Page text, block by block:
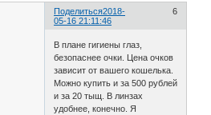
Поделиться 6
2018-
05-16 21:11:46
В плане гигиены глаз,
безопаснее очки. Цена очков
зависит от вашего кошелька.
Можно купить и за 500 рублей
и за 20 тыщ. В линзах
удобнее, конечно. Я